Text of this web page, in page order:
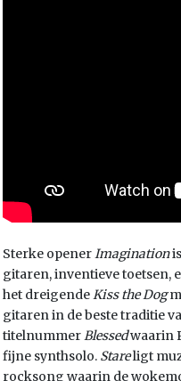
Sterke openerImagination
gitaren, inventieve toetsen,
het dreigendeKiss the Dog
gitaren in de beste traditie
titelnummerBlessedwaarin
fijne synthsolo. Stareligt
rocksong waarin de